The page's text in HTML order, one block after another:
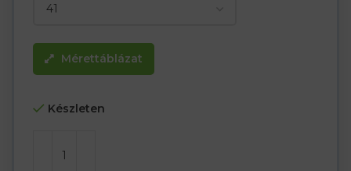
Mérettáblázat
Készleten